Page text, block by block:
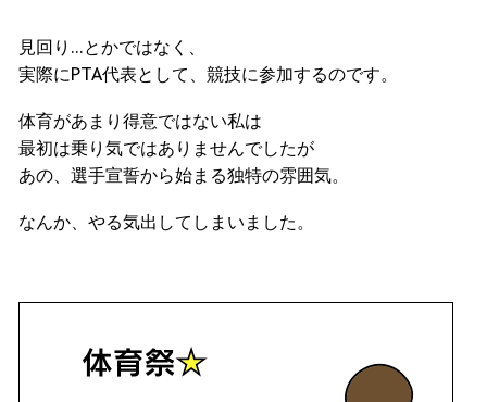
見回り…とかではなく、
実際にPTA代表として、競技に参加するのです。
体育があまり得意ではない私は
最初は乗り気ではありませんでしたが
あの、選手宣誓から始まる独特の雰囲気。
なんか、やる気出してしまいました。